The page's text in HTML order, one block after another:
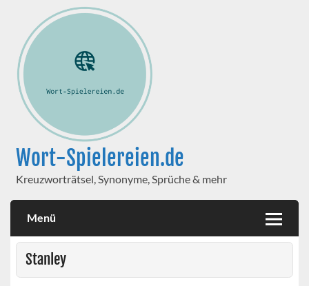
Wort-Spielereien.de
Kreuzworträtsel, Synonyme, Sprüche & mehr
Menü
Stanley